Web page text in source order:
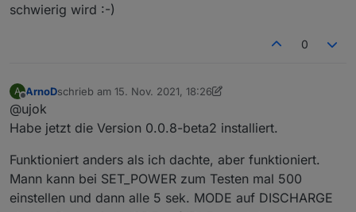
schwierig wird :-)
0
A
Offline
ArnoDschrieb am 15. Nov. 2021, 18:26
zuletzt editiert von ArnoD
@ujok
Habe jetzt die Version 0.0.8-beta2 installiert.
Funktioniert anders als ich dachte, aber funktioniert.
Mann kann bei SET_POWER zum Testen mal 500
einstellen und dann alle 5 sek. MODE auf DISCHARGE